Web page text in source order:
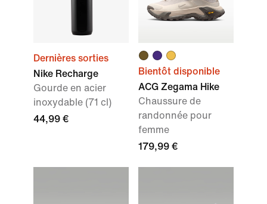
Dernières sorties
Nike Recharge
Gourde en acier
inoxydable (71 cl)
44,99 €
Bientôt disponible
ACG Zegama Hike
Chaussure de
randonnée pour
femme
179,99 €